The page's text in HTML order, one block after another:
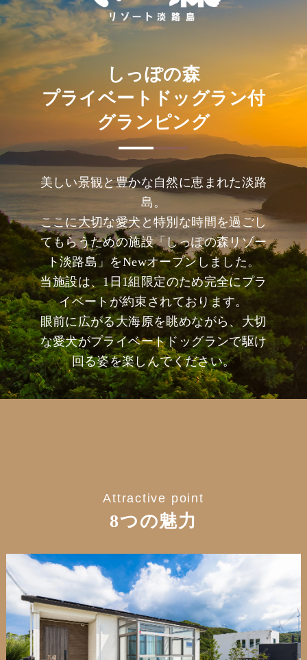
しっぽの森
プライベートドッグラン付
グランピング
美しい景観と豊かな自然に恵まれた淡路
島。
ここに大切な愛犬と特別な時間を過ごし
てもらうための施設「しっぽの森リゾー
ト淡路島」をNewオープンしました。
当施設は、1日1組限定のため完全にプラ
イベートが約束されております。
眼前に広がる大海原を眺めながら、大切
な愛犬がプライベートドッグランで駆け
回る姿を楽しんでください。
Attractive point
8つの魅力